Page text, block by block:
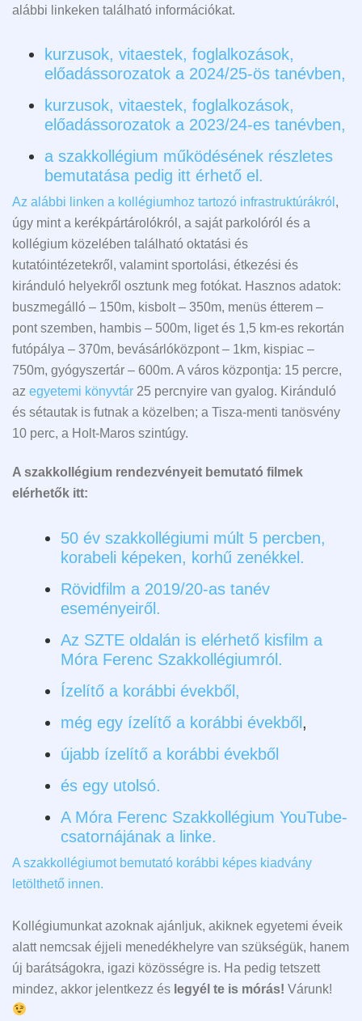
alábbi linkeken található információkat.
kurzusok, vitaestek, foglalkozások,
előadássorozatok a 2024/25-ös tanévben,
kurzusok, vitaestek, foglalkozások,
előadássorozatok a 2023/24-es tanévben,
a szakkollégium működésének részletes
bemutatása pedig itt érhető el.
Az alábbi linken a kollégiumhoz tartozó infrastruktúrákról ,
úgy mint a kerékpártárolókról, a saját parkolóról és a
kollégium közelében található oktatási és
kutatóintézetekről, valamint sportolási, étkezési és
kiránduló helyekről osztunk meg fotókat. Hasznos adatok:
buszmegálló – 150m, kisbolt – 350m, menüs étterem –
pont szemben, hambis – 500m, liget és 1,5 km-es rekortán
futópálya – 370m, bevásárlóközpont – 1km, kispiac –
750m, gyógyszertár – 600m. A város központja: 15 percre,
az egyetemi könyvtár 25 percnyire van gyalog. Kiránduló
és sétautak is futnak a közelben; a Tisza-menti tanösvény
10 perc, a Holt-Maros szintúgy.
A szakkollégium rendezvényeit bemutató filmek
elérhetők itt:
50 év szakkollégiumi múlt 5 percben,
korabeli képeken, korhű zenékkel.
Rövidfilm a 2019/20-as tanév
eseményeiről.
Az SZTE oldalán is elérhető kisfilm a
Móra Ferenc Szakkollégiumról.
Ízelítő a korábbi évekből,
még egy ízelítő a korábbi évekből ,
újabb ízelítő a korábbi évekből
és egy utolsó.
A Móra Ferenc Szakkollégium YouTube-
csatornájának a linke.
A szakkollégiumot bemutató korábbi képes kiadvány
letölthető innen.
Kollégiumunkat azoknak ajánljuk, akiknek egyetemi éveik
alatt nemcsak éjjeli menedékhelyre van szükségük, hanem
új barátságokra, igazi közösségre is. Ha pedig tetszett
mindez, akkor jelentkezz és legyél te is mórás! Várunk!